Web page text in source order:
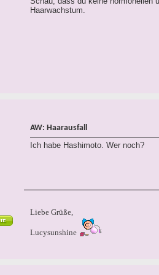
Haarwachstum.
AW: Haarausfall
Ich habe Hashimoto. Wer noch?
Liebe Grüße,
Lucysunshine